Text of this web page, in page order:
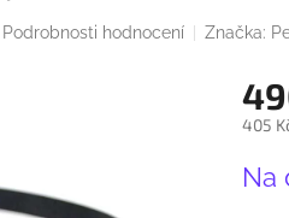
Podrobnosti hodnocení Značka:
405
cena:
Na